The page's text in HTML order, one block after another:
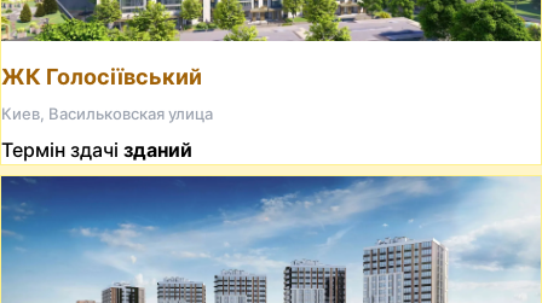
ЖК Голосіївський
Киев, Васильковская улица
Термін здачі зданий